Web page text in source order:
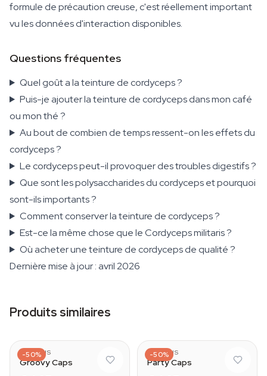
formule de précaution creuse, c'est réellement important
vu les données d'interaction disponibles.
Questions fréquentes
Quel goût a la teinture de cordyceps ?
Puis-je ajouter la teinture de cordyceps dans mon café
ou mon thé ?
Au bout de combien de temps ressent-on les effets du
cordyceps ?
Le cordyceps peut-il provoquer des troubles digestifs ?
Que sont les polysaccharides du cordyceps et pourquoi
sont-ils importants ?
Comment conserver la teinture de cordyceps ?
Est-ce la même chose que le Cordyceps militaris ?
Où acheter une teinture de cordyceps de qualité ?
Dernière mise à jour : avril 2026
Produits similaires
-50%
AZARIUS
Groovy Caps
-50%
AZARIUS
Party Caps